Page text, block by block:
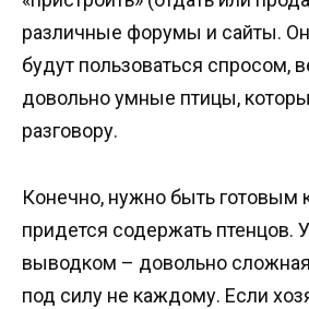
различные форумы и сайты.
будут пользоваться спросом,
довольно умные птицы,
разговору.
Конечно, нужно быть готовым
придется содержать птенцов.
выводком – довольно сложная
под силу не каждому. Если